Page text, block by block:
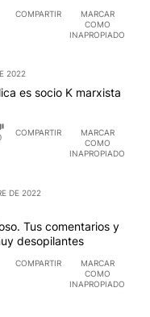
COMPARTIR
MARCAR
COMO
INAPROPIADO
2022
es socio K marxista
COMPARTIR
MARCAR
COMO
INAPROPIADO
DE 2022
Tus comentarios y
desopilantes
COMPARTIR
MARCAR
COMO
INAPROPIADO